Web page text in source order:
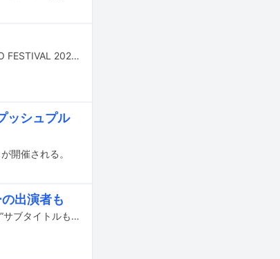
7月20、21日に神奈川・横浜赤レンガ倉庫 野外特設会場で開催される音楽フェス「MURO FESTIVAL 2024」のタイムテーブルが発表された。
ッシュプル
開催される。
出演者も
ヤングスキニー史上最大規模となるホールツアー「“老いてもヤングスキニーツアーvol.5”サブタイトルもう思い付きま編」が10月から12月にかけて開催されることが決定した。